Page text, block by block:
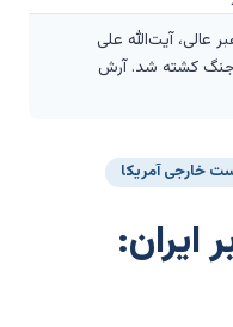
عالی، آیت‌الله علی
جنگ کشته شد. آرش
خارجی آمریکا
ایران: